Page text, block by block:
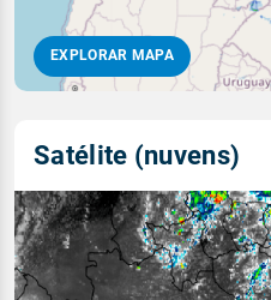
EXPLORAR MAPA
Satélite (nuvens)